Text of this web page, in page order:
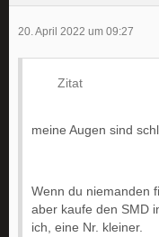
20. April 2022 um 09:27
Zitat
meine Augen sind
Wenn du niemanden
aber kaufe den SMD
ich, eine Nr. kleiner.